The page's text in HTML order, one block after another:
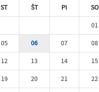
ST ŠT PI SO
01
05 06 07 08
12 13 14 15
19 20 21 22